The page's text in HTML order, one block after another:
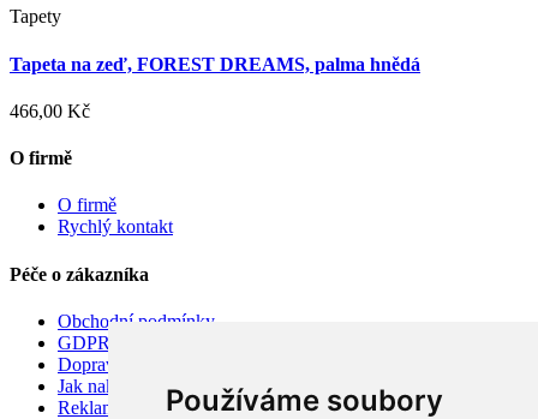
Používáme soubory
Tapety
Tapeta na zeď, FOREST DREAMS, palma hnědá
466,00 Kč
O firmě
O firmě
Rychlý kontakt
Péče o zákazníka
Obchodní podmínky
GDPR
Doprava
Jak nakupovat
Reklamace